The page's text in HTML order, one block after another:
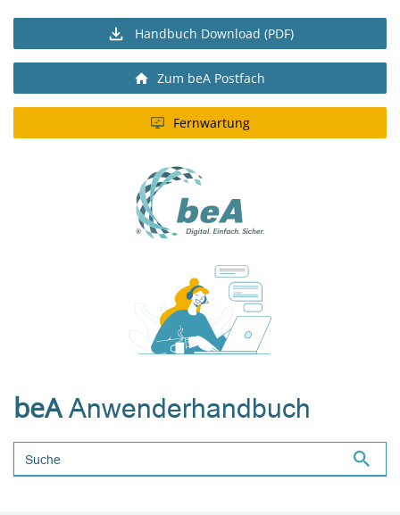
Handbuch Download (PDF)
Zum beA Postfach
Fernwartung
beAAnwenderhandbuch
Suchbegriff